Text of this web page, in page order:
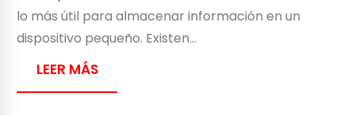
lo más útil para almacenar información en un
dispositivo pequeño. Existen…
LEER MÁS